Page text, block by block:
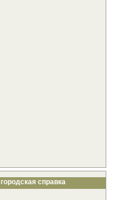
городская справка